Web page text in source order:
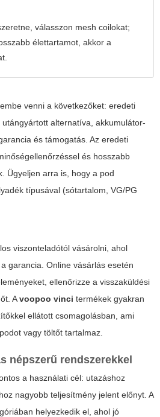
válasszon mesh coilokat;
élettartamot, akkor a
venni a következőket: eredeti
utángyártott alternatíva, akkumulátor-
és támogatás. Az eredeti
és hosszabb
Ügyeljen arra is, hogy a pod
típusával (sótartalom, VG/PG
viszonteladótól vásárolni, ahol
garancia. Online vásárlás esetén
ellenőrizze a visszaküldési
Avoopoo vinci termékek gyakran
ellátott csomagolásban, ami
vagy töltőt tartalmaz.
népszerű rendszerekkel
a használati cél: utazáshoz
nagyobb teljesítmény jelent előnyt. A
helyezkedik el, ahol jó